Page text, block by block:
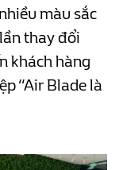
màu sắc
thay đổi
khách hàng
“Air Blade là